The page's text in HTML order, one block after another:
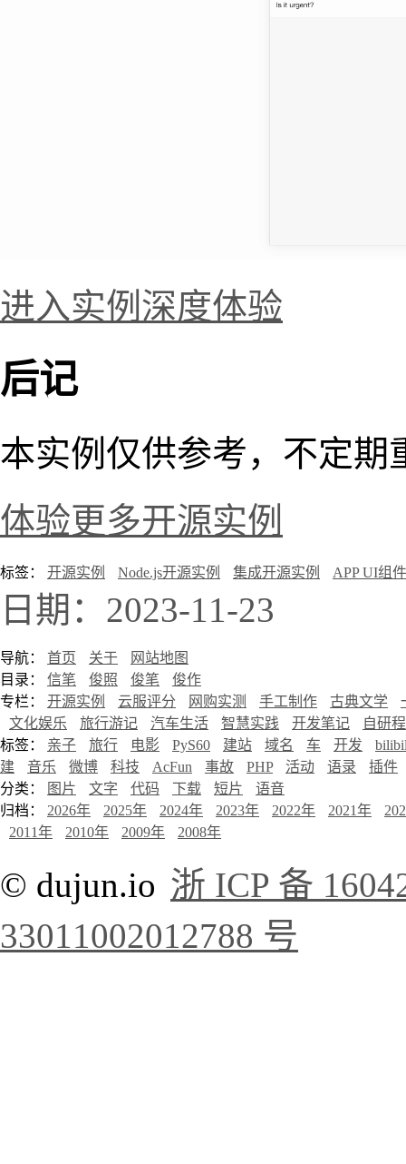
进入实例深度体验
后记
本实例仅供参考，不定期
体验更多开源实例
标签： 开源实例 Node.js开源实例 集成开源实例 APP UI组
日期：2023-11-23
导航： 首页 关于
网站地图
目录： 信笔 俊照 俊笔
俊作
专栏： 开源实例 云服评分 网购实测 手工制作 古典文学
文化娱乐
旅行游记 汽车生活 智慧实践 开发笔记
自研
标签： 亲子 旅行 电影 PyS60 建站 域名 车 开发
建
音乐 微博 科技 AcFun 事故 PHP 活动 语录
插件
分类：
图片 文字 代码 下载 短片
语音
归档： 2026年 2025年 2024年 2023年 2022年 2021年
2011年
2010年 2009年 2008年
© dujun.io 浙 ICP 备
33011002012788 号